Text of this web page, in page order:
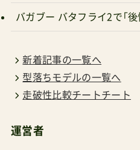
バガブー バタフライ2で「後
新着記事の一覧へ
型落ちモデルの一覧へ
走破性比較チートチート
運営者